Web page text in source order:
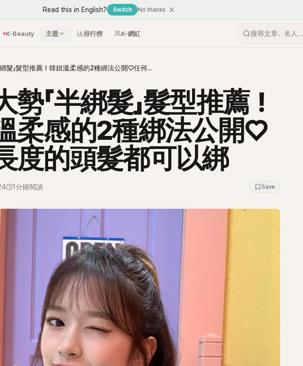
Read this in English? Switch No thanks
K-Beauty 主題 排行榜 K-網紅 搜尋文章、名人…
女團大勢「半綁髮」髮型推薦！韓妞溫柔感的2種綁法公開♡任何長度的頭髮都可以綁
「半綁髮」髮型推薦！
柔感的2種綁法公開♡
度的頭髮都可以綁
1分鐘閱讀 Save